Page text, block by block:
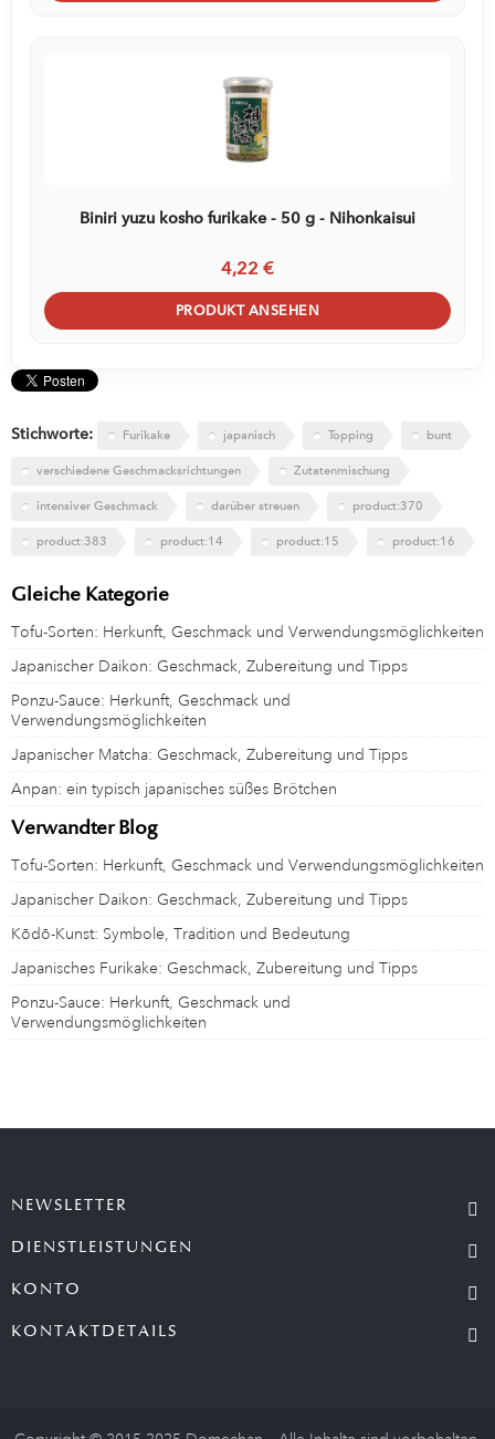
Biniri yuzu kosho furikake - 50 g - Nihonkaisui
4,22 €
PRODUKT ANSEHEN
Stichworte: Furikake japanisch Topping bunt
verschiedene Geschmacksrichtungen Zutatenmischung
intensiver Geschmack darüber streuen product:370
product:383 product:14 product:15 product:16
Gleiche Kategorie
Tofu-Sorten: Herkunft, Geschmack und Verwendungsmöglichkeiten
Japanischer Daikon: Geschmack, Zubereitung und Tipps
Ponzu-Sauce: Herkunft, Geschmack und
Verwendungsmöglichkeiten
Japanischer Matcha: Geschmack, Zubereitung und Tipps
Anpan: ein typisch japanisches süßes Brötchen
Verwandter Blog
Tofu-Sorten: Herkunft, Geschmack und Verwendungsmöglichkeiten
Japanischer Daikon: Geschmack, Zubereitung und Tipps
Kōdō-Kunst: Symbole, Tradition und Bedeutung
Japanisches Furikake: Geschmack, Zubereitung und Tipps
Ponzu-Sauce: Herkunft, Geschmack und
Verwendungsmöglichkeiten
NEWSLETTER
DIENSTLEISTUNGEN
KONTO
KONTAKTDETAILS